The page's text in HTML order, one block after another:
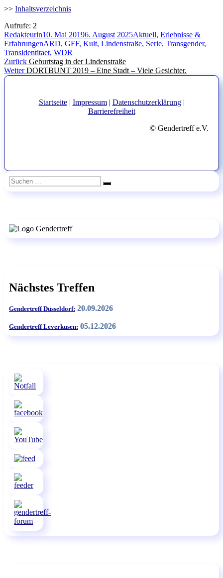
>> Inhaltsverzeichnis
Aufrufe: 2
Autor
RedakteurinVeröffentlicht
am
10. Mai 20196. August 2025Kategorien
Aktuell, Erlebnisse &
ErfahrungenSchlagwörter
ARD, GFF, Kult, Lindenstraße, Serie, Transgender,
Transidentitaet, WDR
Beitragsnavigation
Zurück Vorheriger
Beitrag:
Geburtstag in der Lindenstraße
Weiter Nächster
DORTBUNT 2019 – Eine Stadt – Viele Gesichter.
Startseite| Impressum| Datenschutzerklärung|
Barrierefreiheit
© Gendertreff e.V.
Suchen
nach:
Suchen
Nächstes Treffen
Gendertreff Düsseldorf: 20.09.2026
Gendertreff Leverkusen: 05.12.2026